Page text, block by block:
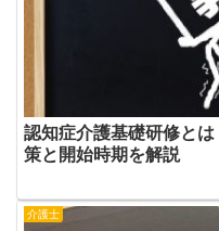
認知症介護基礎研修と
策と開始時期を解説
介護士